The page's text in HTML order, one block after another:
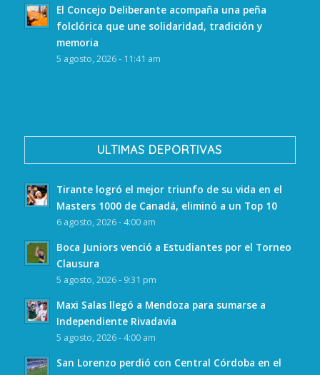
El Concejo Deliberante acompaña una peña
folclórica que une solidaridad, tradición y
memoria
5 agosto, 2026 - 11:41 am
ULTIMAS DEPORTIVAS
Tirante logró el mejor triunfo de su vida en el
Masters 1000 de Canadá, eliminó a un Top 10
6 agosto, 2026 - 4:00 am
Boca Juniors venció a Estudiantes por el Torneo
Clausura
5 agosto, 2026 - 9:31 pm
Maxi Salas llegó a Mendoza para sumarse a
Independiente Rivadavia
5 agosto, 2026 - 4:00 am
San Lorenzo perdió con Central Córdoba en el